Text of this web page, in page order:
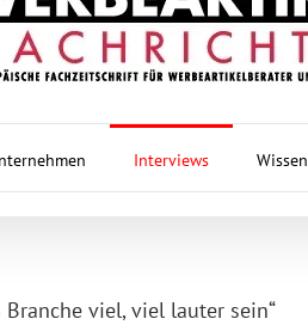
Interviews Wissen
Branche viel, viel lauter sein“